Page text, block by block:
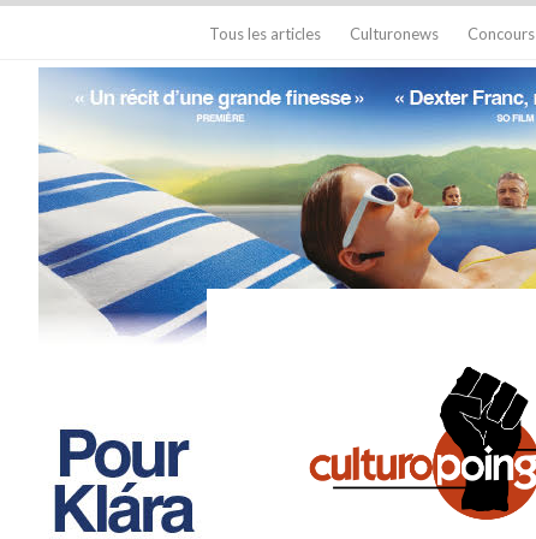
Tous les articles Culturonews Concours